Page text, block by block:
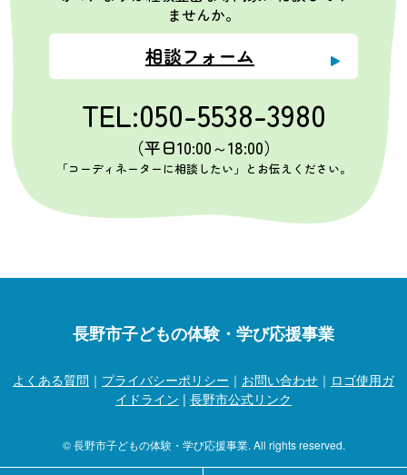
ませんか。
相談フォーム
TEL:050-5538-3980
（平日10:00～18:00）
「コーディネーターに相談したい」とお伝えください。
長野市子どもの体験・学び応援事業
よくある質問 ｜ プライバシーポリシー ｜ お問い合わせ ｜ ロゴ使用ガ
イドライン | 長野市公式リンク
© 長野市子どもの体験・学び応援事業. All rights reserved.